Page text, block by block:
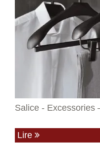
Salice - Excessories
Lire